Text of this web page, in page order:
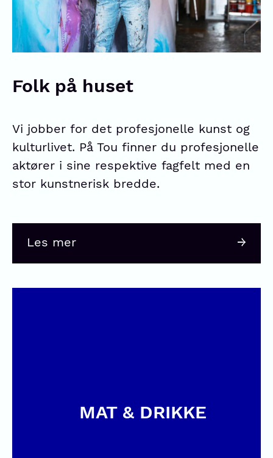
Folk på huset
Vi jobber for det profesjonelle kunst og
kulturlivet. På Tou finner du profesjonelle
aktører i sine respektive fagfelt med en
stor kunstnerisk bredde.
Les mer
MAT & DRIKKE